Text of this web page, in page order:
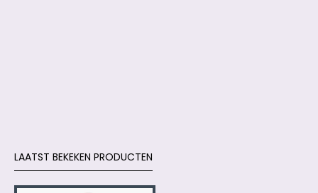
LAATST BEKEKEN PRODUCTEN